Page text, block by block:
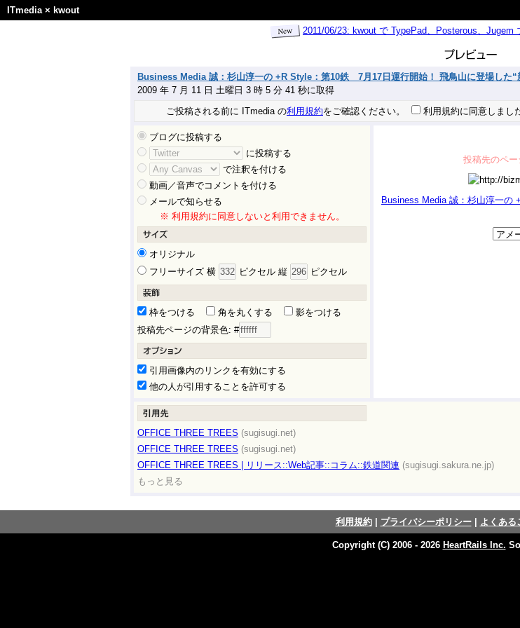
ITmedia× kwout
2011/06/23: kwout で TypePad、Posterous、Jugem
Business Media 誠：杉山淳一の +R Style：第10鉄 7月17日運行開始！ 飛鳥山に登場した“
2009 年 7 月 11 日 土曜日 3 時 5 分 41 秒に取得
ご投稿される前に ITmedia の利用規約をご確認ください。 利用規約に同意しまし
ブログに投稿する
に投稿する
で注釈を付ける
動画／音声でコメントを付ける
メールで知らせる
※ 利用規約に同意しないと利用できません。
オリジナル
フリーサイズ 横
ピクセル 縦 ピクセル
枠をつける 角を丸くする
影をつける
投稿先ページの背景色: #
引用画像内のリンクを有効にする
他の人が引用することを許可する
投稿先のペー
Business Media 誠：杉山淳一の
OFFICE THREE TREES (sugisugi.net)
OFFICE THREE TREES (sugisugi.net)
OFFICE THREE TREES | リリース::Web記事::コラム::鉄道関連 (sugisugi.sakura.ne.jp)
もっと見る
利用規約| プライバシーポリシー| よくある
Copyright (C) 2006 - 2026 HeartRails Inc.